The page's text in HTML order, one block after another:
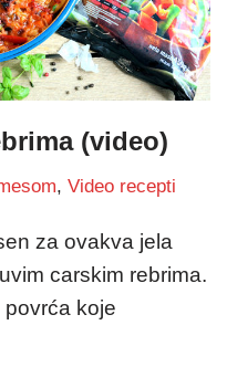
(video)
, Video recepti
za ovakva jela
carskim rebrima.
koje